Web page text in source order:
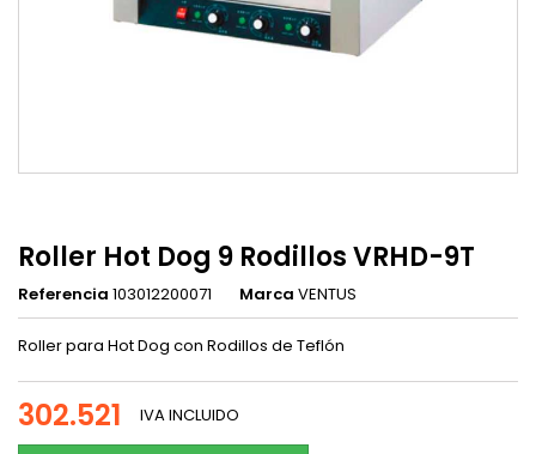
Roller Hot Dog 9 Rodillos VRHD-9T
Referencia 103012200071 Marca VENTUS
Roller para Hot Dog con Rodillos de Teflón
302.521 IVA INCLUIDO